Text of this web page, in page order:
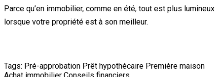
Parce qu’en immobilier, comme en été, tout est plus lumineux
lorsque votre propriété est à son meilleur.
Tags: Pré-approbation Prêt hypothécaire Première maison